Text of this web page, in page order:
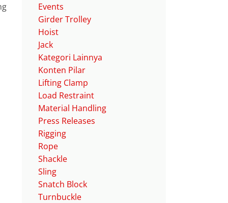
Events
Girder Trolley
Hoist
Jack
Kategori Lainnya
Konten Pilar
Lifting Clamp
Load Restraint
Material Handling
Press Releases
Rigging
Rope
Shackle
Sling
Snatch Block
Turnbuckle